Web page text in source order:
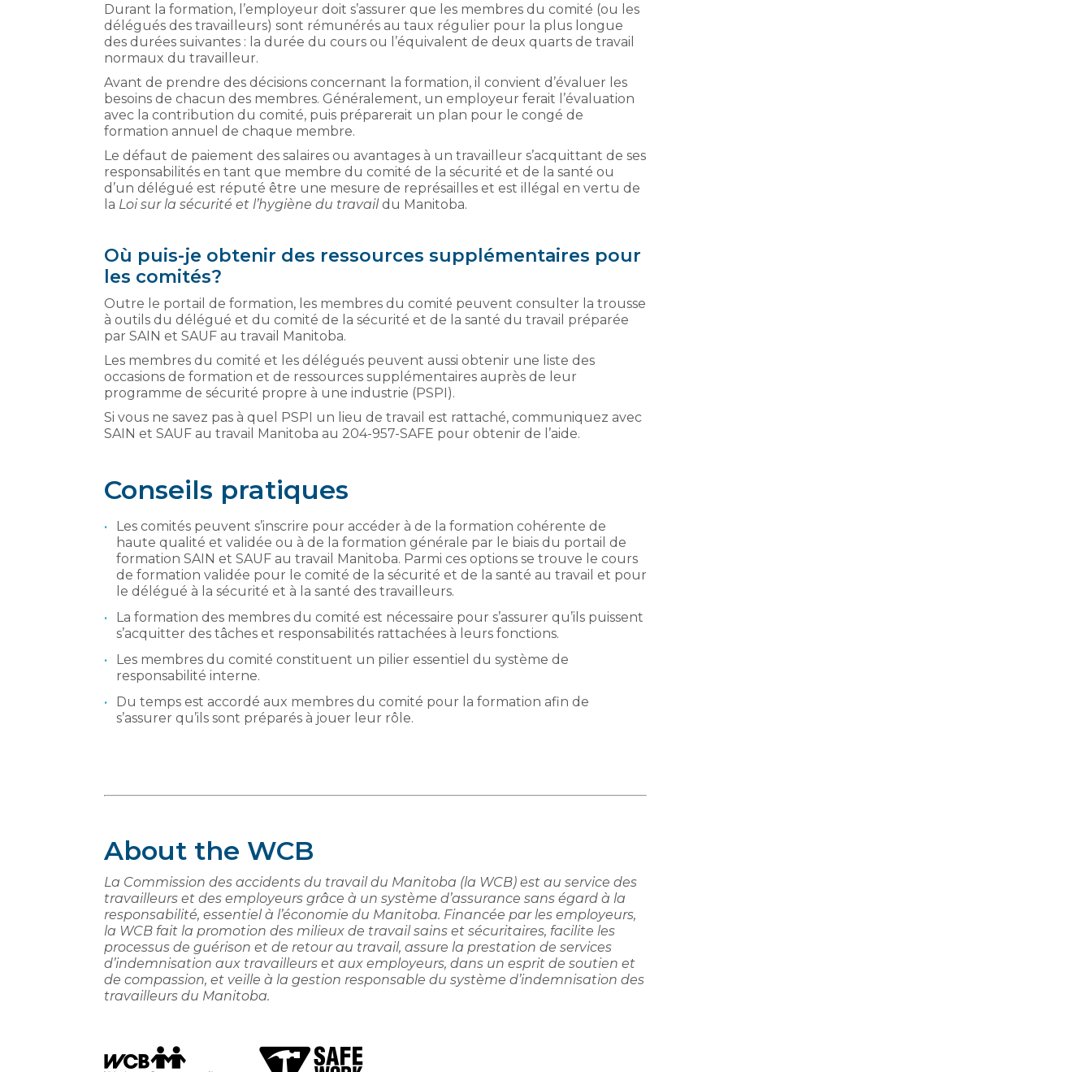
Durant la formation, l’employeur doit s’assurer que les membres du comité (ou les
délégués des travailleurs) sont rémunérés au taux régulier pour la plus longue
des durées suivantes : la durée du cours ou l’équivalent de deux quarts de travail
normaux du travailleur.
Avant de prendre des décisions concernant la formation, il convient d’évaluer les
besoins de chacun des membres. Généralement, un employeur ferait l’évaluation
avec la contribution du comité, puis préparerait un plan pour le congé de
formation annuel de chaque membre.
Le défaut de paiement des salaires ou avantages à un travailleur s’acquittant de ses
responsabilités en tant que membre du comité de la sécurité et de la santé ou
d’un délégué est réputé être une mesure de représailles et est illégal en vertu de
la Loi sur la sécurité et l’hygiène du travaildu Manitoba.
Où puis-je obtenir des ressources supplémentaires pour
les comités?
Outre le portail de formation, les membres du comité peuvent consulter la trousse
à outils du délégué et du comité de la sécurité et de la santé du travail préparée
par SAIN et SAUF au travail Manitoba.
Les membres du comité et les délégués peuvent aussi obtenir une liste des
occasions de formation et de ressources supplémentaires auprès de leur
programme de sécurité propre à une industrie (PSPI).
Si vous ne savez pas à quel PSPI un lieu de travail est rattaché, communiquez avec
SAIN et SAUF au travail Manitoba au 204-957-SAFE pour obtenir de l’aide.
Conseils pratiques
Les comités peuvent s’inscrire pour accéder à de la formation cohérente de
haute qualité et validée ou à de la formation générale par le biais du portail de
formation SAIN et SAUF au travail Manitoba. Parmi ces options se trouve le cours
de formation validée pour le comité de la sécurité et de la santé au travail et pour
le délégué à la sécurité et à la santé des travailleurs.
La formation des membres du comité est nécessaire pour s’assurer qu’ils puissent
s’acquitter des tâches et responsabilités rattachées à leurs fonctions.
Les membres du comité constituent un pilier essentiel du système de
responsabilité interne.
Du temps est accordé aux membres du comité pour la formation afin de
s’assurer qu’ils sont préparés à jouer leur rôle.
About the WCB
La Commission des accidents du travail du Manitoba (la WCB) est au service des
travailleurs et des employeurs grâce à un système d’assurance sans égard à la
responsabilité, essentiel à l’économie du Manitoba. Financée par les employeurs,
la WCB fait la promotion des milieux de travail sains et sécuritaires, facilite les
processus de guérison et de retour au travail, assure la prestation de services
d’indemnisation aux travailleurs et aux employeurs, dans un esprit de soutien et
de compassion, et veille à la gestion responsable du système d’indemnisation des
travailleurs du Manitoba.